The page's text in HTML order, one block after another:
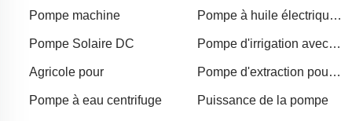
Pompe machine
Pompe à huile électrique
Pompe Solaire DC
Pompe d'irrigation avec
Agricole pour
Pompe d'extraction pour
Pompe à eau centrifuge
Puissance de la pompe